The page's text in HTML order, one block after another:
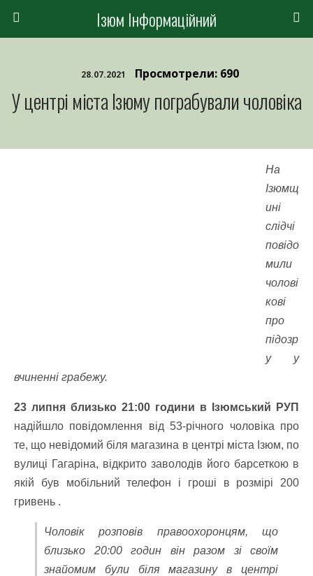
Ізюм Інформаційний
28.07.2021 Просмотрели: 690
У центрі міста Ізюму пограбували чоловіка
На
Ізюмщ
ині
слідчі
повідо
мили
чолові
кові
про
підозр
у у
вчиненні грабежу.
23 липня близько 21:00 години в Ізюмський РУП
надійшло повідомлення від 53-річного чоловіка про
те, що невідомий біля магазина в центрі міста Ізюм, по
вулиці Гагаріна, відкрито заволодів його барсеткою в
якій був мобільний телефон і гроші в розмірі 200
гривень .
Чоловік розповів правоохоронцям, що
близько 20:00 годин він разом зі своїм
знайомим були біля магазину в центрі